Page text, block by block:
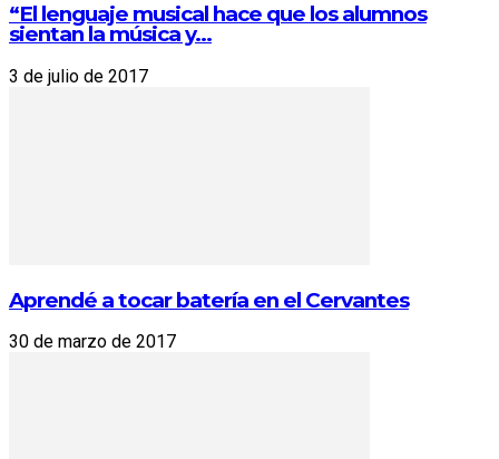
“El lenguaje musical hace que los alumnos
sientan la música y...
3 de julio de 2017
Aprendé a tocar batería en el Cervantes
30 de marzo de 2017